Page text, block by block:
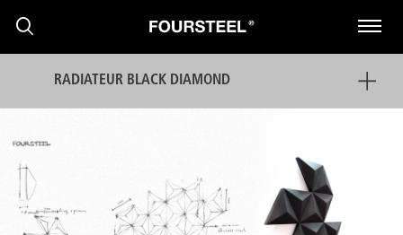
RADIATEUR BLACK DIAMOND
PRODUITS